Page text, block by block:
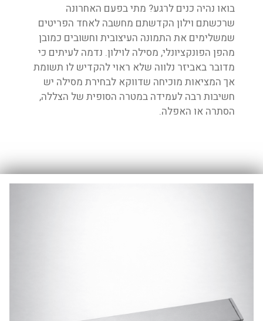
בואו נהיה כנים לרגע? מתי בפעם האחרונה
שרכשתם וילון הקדשתם מחשבה לאחד הפריטים
שמשלימים את התמונה העיצובית וחשובים כמובן
מהפן הפונקציונלי, מסילה לוילון. נדמה לעיתים כי
מדובר באביזר נלווה שלא ראוי להקדיש לו תשומת
אך המציאות מוכיחה שדווקא לבחירת מסילה יש
חשיבות רבה לעמידה במטרה הסופית של הצללה,
הסתרה או האפלה.